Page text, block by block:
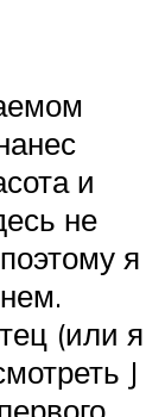
и
не
я
(или я
J